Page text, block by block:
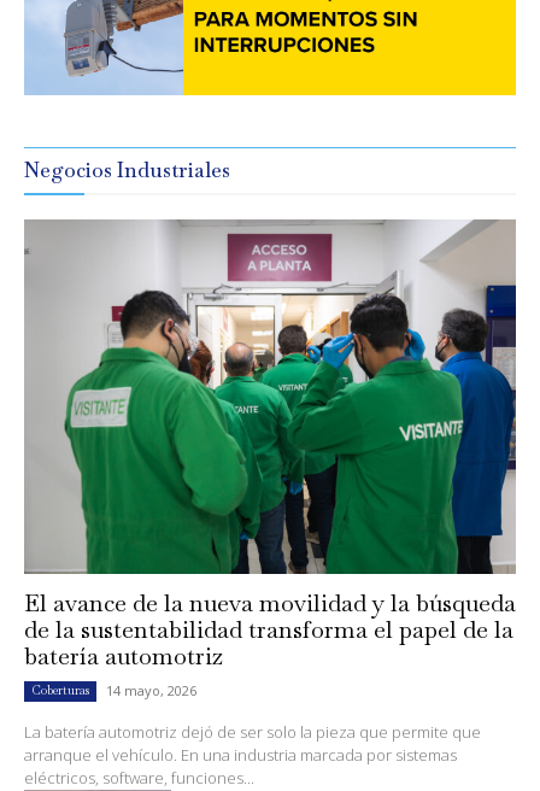
Negocios Industriales
El avance de la nueva movilidad y la búsqueda
de la sustentabilidad transforma el papel de la
batería automotriz
Coberturas 14 mayo, 2026
La batería automotriz dejó de ser solo la pieza que permite que
arranque el vehículo. En una industria marcada por sistemas
eléctricos, software, funciones...